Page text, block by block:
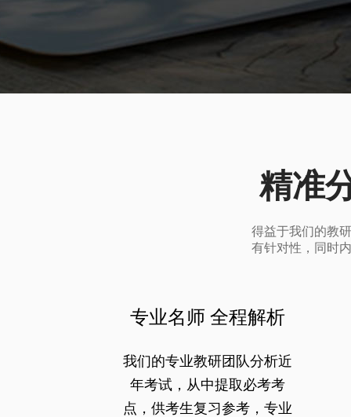
精准
得益于我们的教
有针对性，同时
专业名师 全程解析
我们的专业教研团队分析近
年考试，从中提取必考考
点，供考生复习参考，专业